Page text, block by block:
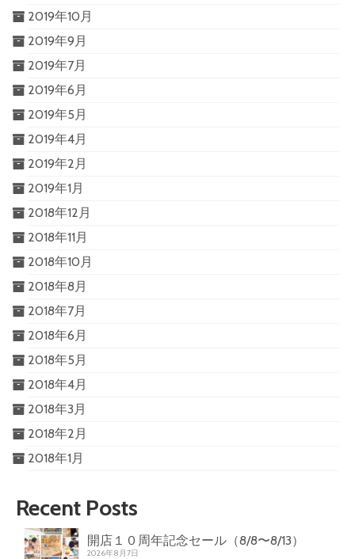
2019年10月
2019年9月
2019年7月
2019年6月
2019年5月
2019年4月
2019年2月
2019年1月
2018年12月
2018年11月
2018年10月
2018年8月
2018年7月
2018年6月
2018年5月
2018年4月
2018年3月
2018年2月
2018年1月
Recent Posts
開店１０周年記念セール（8/8〜8/13）
2026年8月7日